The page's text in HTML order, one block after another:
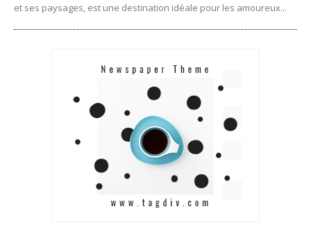
et ses paysages, est une destination idéale pour les amoureux...